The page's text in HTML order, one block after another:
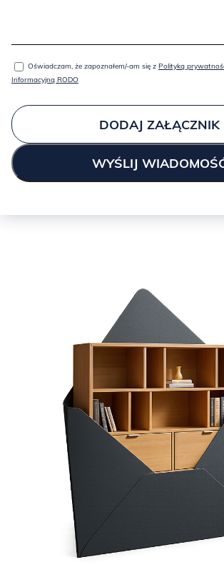
Oświadczam, że zapoznałem/-am się z Polityką
Informacyjną RODO
DODAJ ZAŁĄCZNIK